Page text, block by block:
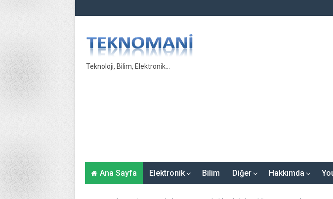
Teknoloji, Bilim, Elektronik...
Ana Sayfa Elektronik Bilim Diğer Hakkımda